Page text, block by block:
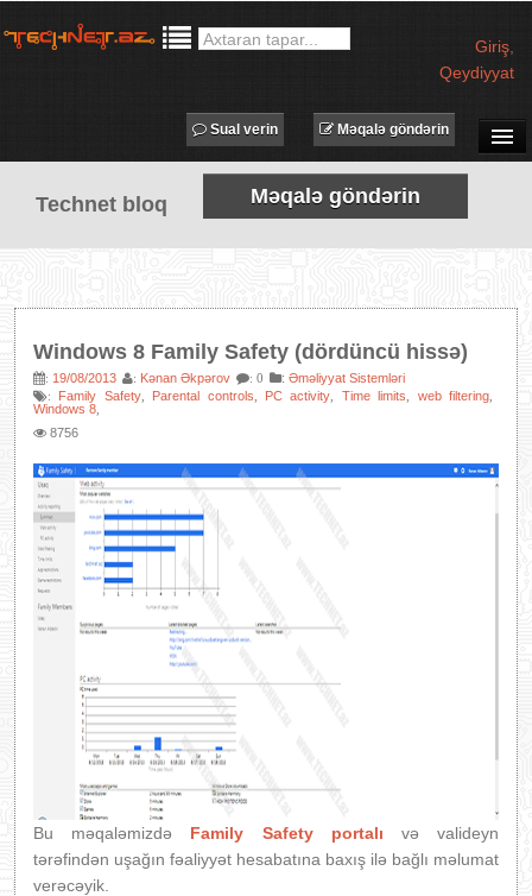
Giriş
Qeydiyyat
SUAL-CAVAB
TECHNET TV
MƏQALƏLƏR
PROQRAMLAR
AVADANLIQLAR
XƏBƏRLƏR
Məqalə göndərin
Sual verin
Technet bloq Məqalə göndərin
Windows 8 Family Safety (dördüncü hissə)
: 19/08/2013 : Kənan Əkpərov : 0 : Əməliyyat Sistemləri
: Family Safety, Parental controls PC activity Time limits web filtering
Windows 8
8756
Bu məqaləmizdə Family Safety portalı və valideyn
tərəfindən uşağın fəaliyyət hesabatına baxış ilə bağlı məlumat
verəcəyik.